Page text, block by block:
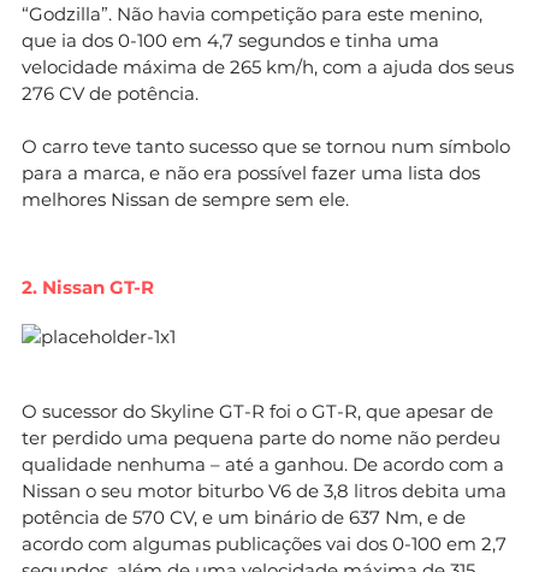
“Godzilla”. Não havia competição para este menino,
que ia dos 0-100 em 4,7 segundos e tinha uma
velocidade máxima de 265 km/h, com a ajuda dos seus
276 CV de potência.
O carro teve tanto sucesso que se tornou num símbolo
para a marca, e não era possível fazer uma lista dos
melhores Nissan de sempre sem ele.
2. Nissan GT-R
O sucessor do Skyline GT-R foi o GT-R, que apesar de
ter perdido uma pequena parte do nome não perdeu
qualidade nenhuma – até a ganhou. De acordo com a
Nissan o seu motor biturbo V6 de 3,8 litros debita uma
potência de 570 CV, e um binário de 637 Nm, e de
acordo com algumas publicações vai dos 0-100 em 2,7